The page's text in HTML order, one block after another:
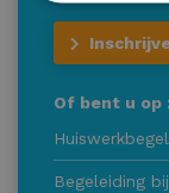
Of bent u op
Begeleiding